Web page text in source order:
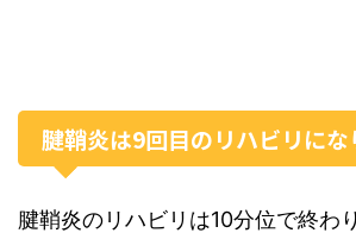
腱鞘炎は9回目のリハビリにな
腱鞘炎のリハビリは10分位で終わ